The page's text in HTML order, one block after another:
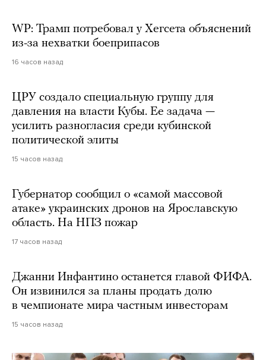
WP: Трамп потребовал у Хегсета объяснений
из-за нехватки боеприпасов
16 часов назад
ЦРУ создало специальную группу для
давления на власти Кубы. Ее задача —
усилить разногласия среди кубинской
политической элиты
15 часов назад
Губернатор сообщил о «самой массовой
атаке» украинских дронов на Ярославскую
область. На НПЗ пожар
17 часов назад
Джанни Инфантино останется главой ФИФА.
Он извинился за планы продать долю
в чемпионате мира частным инвесторам
15 часов назад